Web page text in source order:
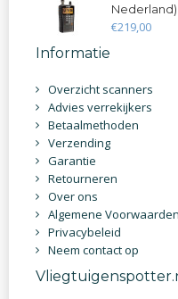
Nederland)
€219,00
Informatie
Overzicht scanners
Advies verrekijkers
Betaalmethoden
Verzending
Garantie
Retourneren
Over ons
Algemene Voorwaarden
Privacybeleid
Neem contact op